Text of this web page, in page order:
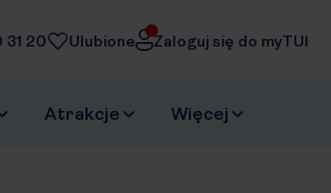
31 20 Ulubione Zaloguj się do myTUI
Atrakcje Więcej